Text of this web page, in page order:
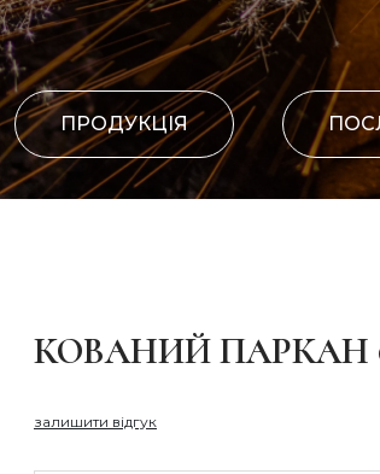
ПРОДУКЦІЯ
КОВАНИЙ ПАРКАН
залишити відгук